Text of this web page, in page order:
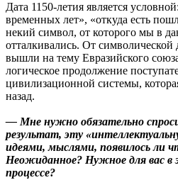
Дата 1150-летия является
временных лет», «откуда есть
некий символ, от которого мы в
отталкивались. От
вышли на тему Евразийского
логическое продолжение
цивилизационной системы,
назад.
— Мне нужно обязательно
результат, эту
идеями, мыслями, появилось ли
Неожиданное? Нужное для вас
процессе?